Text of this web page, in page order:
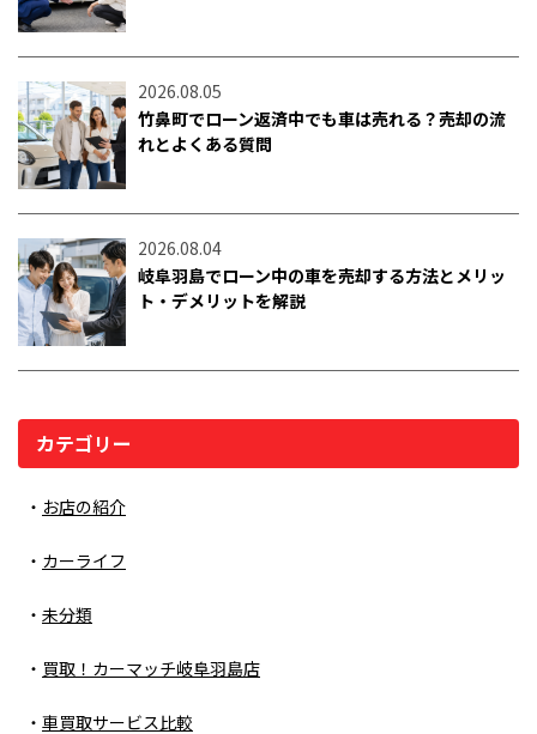
2026.08.05
竹鼻町でローン返済中でも車は売れる？売却の流
れとよくある質問
2026.08.04
岐阜羽島でローン中の車を売却する方法とメリッ
ト・デメリットを解説
カテゴリー
お店の紹介
カーライフ
未分類
買取！カーマッチ岐阜羽島店
車買取サービス比較